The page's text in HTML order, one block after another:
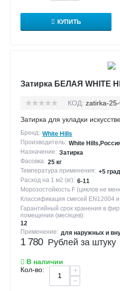
КУПИТЬ
Затирка БЕЛАЯ WHITE
КОД: zatirka-
Затирка для укладки
Бренд: White Hills
Производитель: White
Назначение: Затирка
Фасовка: 25 кг
Температура применения: +5
Расход на 1 м2 (кг): 6-11
Морозостойкость F (циклов не
Классификация смесей EN12004
Гарантийный срок хранения в
помещении (месяцев):
12
Применение: для наружных и
1 780 Рублей за штуку
В наличии
Кол-во:
+
−